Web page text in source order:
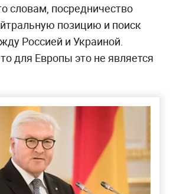
словам, посредничество
позицию и поиск
Россией и Украиной.
для Европы это не является